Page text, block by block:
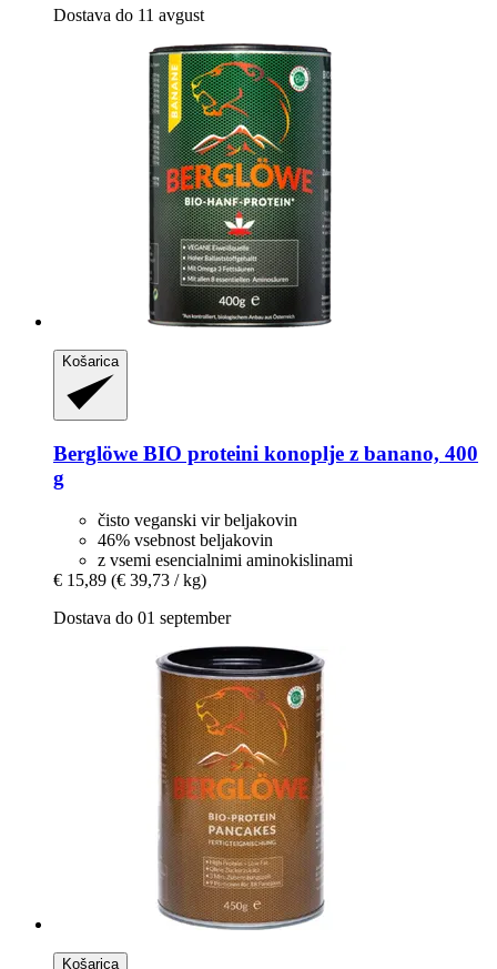
Dostava do 11 avgust
Košarica
Berglöwe BIO proteini konoplje z banano, 400
g
čisto veganski vir beljakovin
46% vsebnost beljakovin
z vsemi esencialnimi aminokislinami
€ 15,89 (€ 39,73 / kg)
Dostava do 01 september
Košarica